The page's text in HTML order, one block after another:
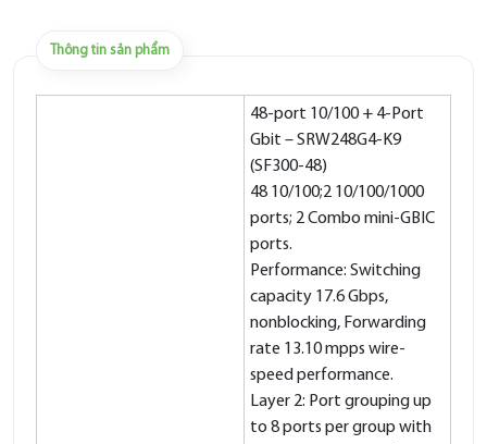
Thông tin sản phẩm
48-port 10/100 + 4-Port
Gbit – SRW248G4-K9
(SF300-48)
48 10/100;2 10/100/1000
ports; 2 Combo mini-GBIC
ports.
Performance: Switching
capacity 17.6 Gbps,
nonblocking, Forwarding
rate 13.10 mpps wire-
speed performance.
Layer 2: Port grouping up
to 8 ports per group with